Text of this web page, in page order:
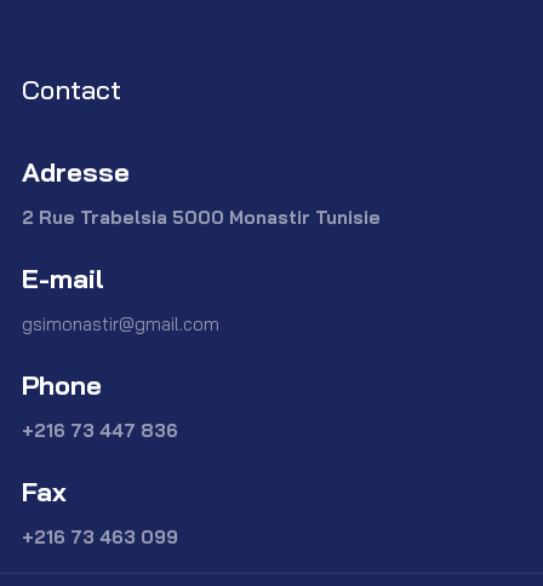
Contact
Adresse
2 Rue Trabelsia 5000 Monastir Tunisie
E-mail
gsimonastir@gmail.com
Phone
+216 73 447 836
Fax
+216 73 463 099